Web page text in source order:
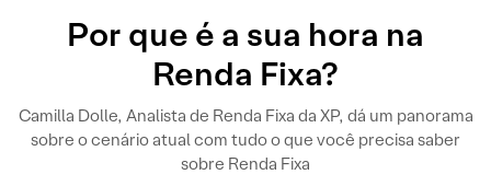
Por que é a sua hora na
Renda Fixa?
Camilla Dolle, Analista de Renda Fixa da XP, dá um panorama
sobre o cenário atual com tudo o que você precisa saber
sobre Renda Fixa